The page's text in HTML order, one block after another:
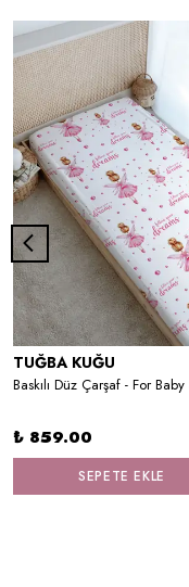
TUĞBA KUĞU
₺ 859.00
SEPETE EKLE